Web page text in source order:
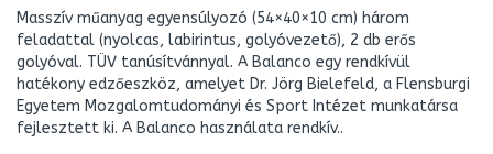
Masszív műanyag egyensúlyozó (54×40×10 cm) három
feladattal (nyolcas, labirintus, golyóvezető), 2 db erős
golyóval. TÜV tanúsítvánnyal. A Balanco egy rendkívül
hatékony edzőeszköz, amelyet Dr. Jörg Bielefeld, a Flensburgi
Egyetem Mozgalomtudományi és Sport Intézet munkatársa
fejlesztett ki. A Balanco használata rendkív..